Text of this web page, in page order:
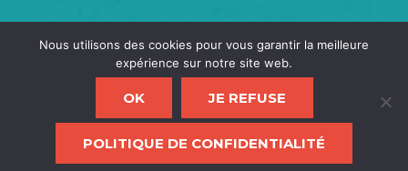
Mentions légales
Politique de confidentialité
Nous utilisons des cookies pour vous garantir la meilleure
expérience sur notre site web.
OK JE REFUSE
POLITIQUE DE CONFIDENTIALITÉ